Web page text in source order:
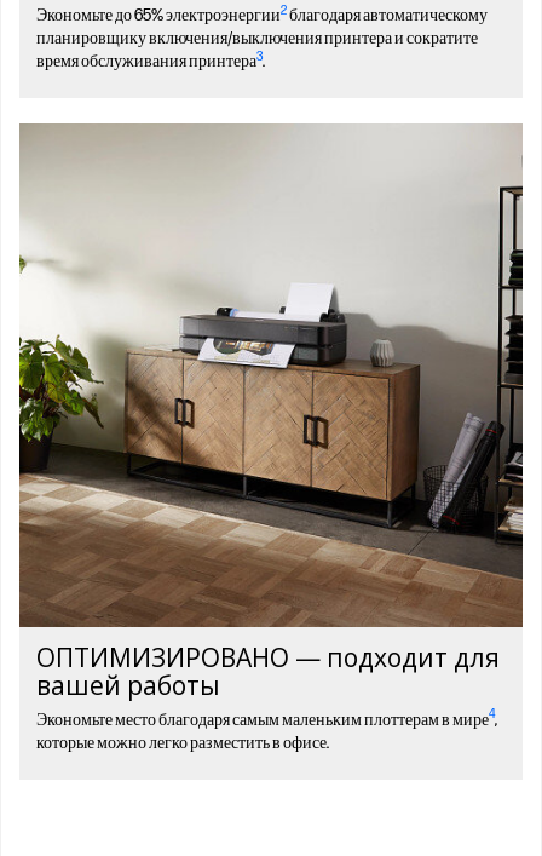
Экономьте до 65% электроэнергии2благодаря автоматическому
планировщику включения/выключения принтера и сократите
время обслуживания принтера3.
ОПТИМИЗИРОВАНО — подходит для
вашей работы
Экономьте место благодаря самым маленьким плоттерам в мире4,
которые можно легко разместить в офисе.